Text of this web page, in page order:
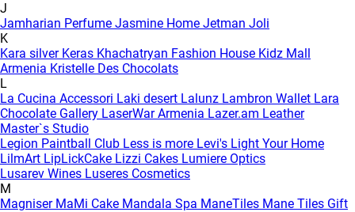
J
Jamharian Perfume Jasmine Home Jetman Joli
K
Kara silver Keras Khachatryan Fashion House Kidz Mall
Armenia Kristelle Des Chocolats
L
La Cucina Accessori Laki desert Lalunz Lambron Wallet Lara
Chocolate Gallery LaserWar Armenia Lazer.am Leather
Master`s Studio
Legion Paintball Club Less is more Levi's Light Your Home
LilmArt LipLickCake Lizzi Cakes Lumiere Optics
Lusarev Wines Luseres Cosmetics
M
Magniser MaMi Cake Mandala Spa ManeTiles Mane Tiles Gift